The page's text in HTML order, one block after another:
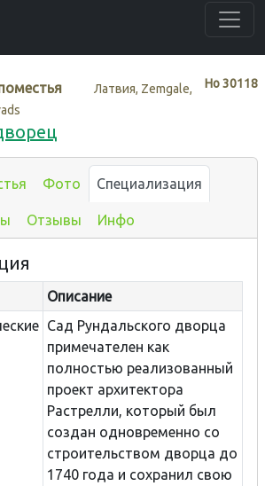
Нo30118
Латвия, Zemgale,
Фото Специализация
Отзывы Инфо
Описание
Сад Рундальского дворца
примечателен как
полностью реализованный
проект архитектора
Растрелли, который был
создан одновременно со
строительством дворца до
1740 года и сохранил свою